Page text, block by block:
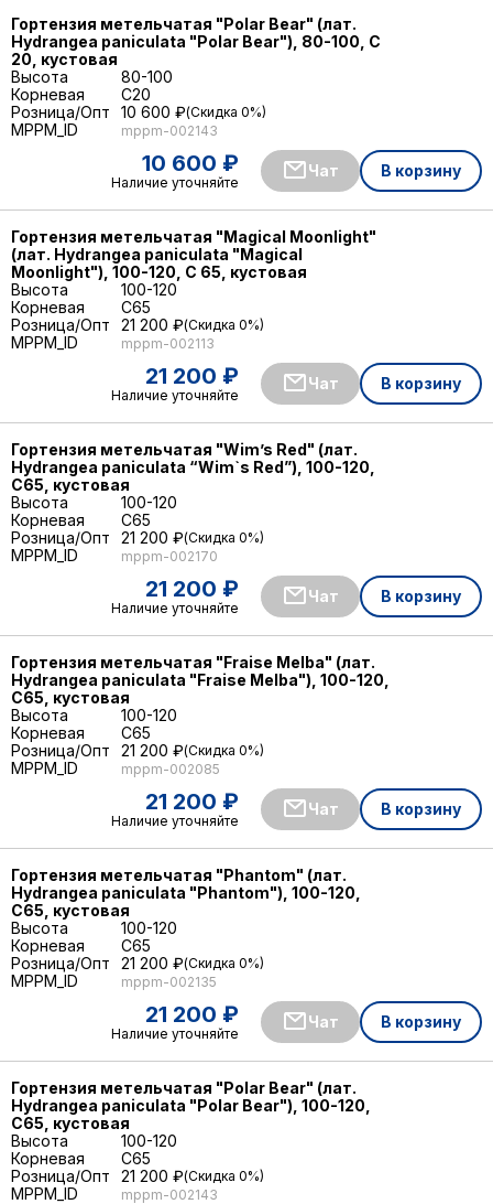
Гортензия метельчатая "Polar Bear" (лат.
Hydrangea paniculata "Polar Bear"), 80-100, С
20, кустовая
Высота
80-100
Корневая
C20
Розница/Опт
10 600 ₽ Скидка 0%
10 600 ₽
Наличие уточняйте
Чат В корзину
MPPM_ID mppm-002143
Гортензия метельчатая "Magical Moonlight"
(лат. Hydrangea paniculata "Magical
Moonlight"), 100-120, С 65, кустовая
Высота
100-120
Корневая
C65
Розница/Опт
21 200 ₽ Скидка 0%
21 200 ₽
Наличие уточняйте
Чат В корзину
MPPM_ID mppm-002113
Гортензия метельчатая "Wim’s Red" (лат.
Hydrangea paniculata “Wim`s Red”), 100-120,
С65, кустовая
Высота
100-120
Корневая
C65
Розница/Опт
21 200 ₽ Скидка 0%
21 200 ₽
Наличие уточняйте
Чат В корзину
MPPM_ID mppm-002170
Гортензия метельчатая "Fraise Melba" (лат.
Hydrangea paniculata "Fraise Melba"), 100-120,
С65, кустовая
Высота
100-120
Корневая
C65
Розница/Опт
21 200 ₽ Скидка 0%
21 200 ₽
Наличие уточняйте
Чат В корзину
MPPM_ID mppm-002085
Гортензия метельчатая "Phantom" (лат.
Hydrangea paniculata "Phantom"), 100-120,
С65, кустовая
Высота
100-120
Корневая
C65
Розница/Опт
21 200 ₽ Скидка 0%
21 200 ₽
Наличие уточняйте
Чат В корзину
MPPM_ID mppm-002135
Гортензия метельчатая "Polar Bear" (лат.
Hydrangea paniculata "Polar Bear"), 100-120,
С65, кустовая
Высота
100-120
Корневая
C65
Розница/Опт
21 200 ₽ Скидка 0%
MPPM_ID mppm-002143